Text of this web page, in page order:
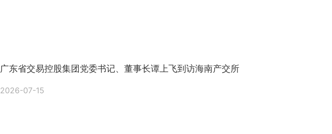
广东省交易控股集团党委书记、董事长谭上飞到访海南产交所
2026-07-15